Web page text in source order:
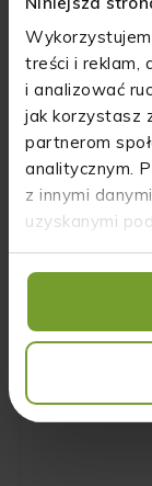
treści i reklam,
i analizować
jak korzystasz
partnerom
analitycznym.
z innymi
uzyskanymi